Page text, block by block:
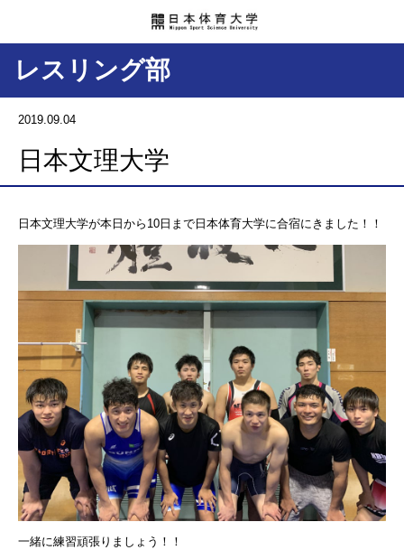
レスリング部
2019.09.04
日本文理大学
日本文理大学が本日から10日まで日本体育大学に合宿にきました！！
一緒に練習頑張りましょう！！